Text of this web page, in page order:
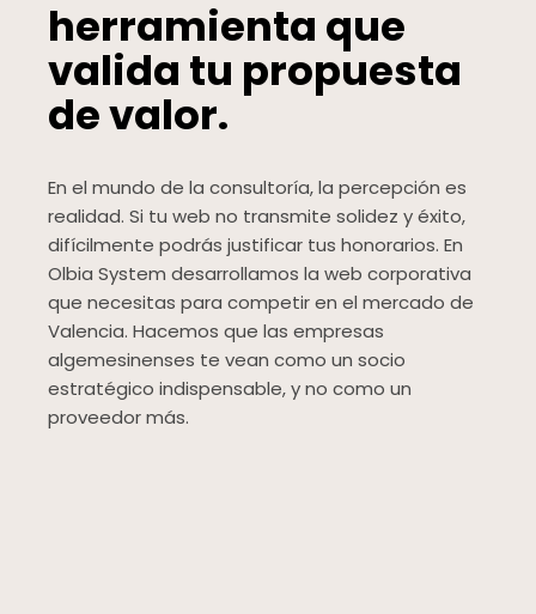
herramienta que
valida tu propuesta
de valor.
En el mundo de la consultoría, la percepción es
realidad. Si tu web no transmite solidez y éxito,
difícilmente podrás justificar tus honorarios. En
Olbia System desarrollamos la web corporativa
que necesitas para competir en el mercado de
Valencia. Hacemos que las empresas
algemesinenses te vean como un socio
estratégico indispensable, y no como un
proveedor más.